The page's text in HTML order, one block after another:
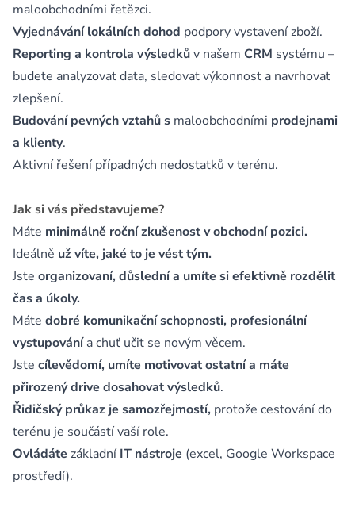
maloobchodními řetězci.
Vyjednávání lokálních dohod podpory vystavení zboží.
Reporting a kontrola výsledkův našem CRM systému –
budete analyzovat data, sledovat výkonnost a navrhovat
zlepšení.
Budování pevných vztahůs maloobchodními prodejnami
a klienty.
Aktivní řešení případných nedostatků v terénu.
Jak si vás představujeme?
Máte minimálně roční zkušenost v obchodní pozici.
Ideálně už víte, jaké to je vést tým.
Jste organizovaní, důslední a umíte si efektivně rozdělit
čas a úkoly.
Máte dobré komunikační schopnosti, profesionální
vystupovánía chuť učit se novým věcem.
Jste cílevědomí, umíte motivovat ostatní a máte
přirozený drive dosahovat výsledků.
Řidičský průkaz je samozřejmostí, protože cestování do
terénu je součástí vaší role.
Ovládáte základníIT nástroje (excel, Google Workspace
prostředí).